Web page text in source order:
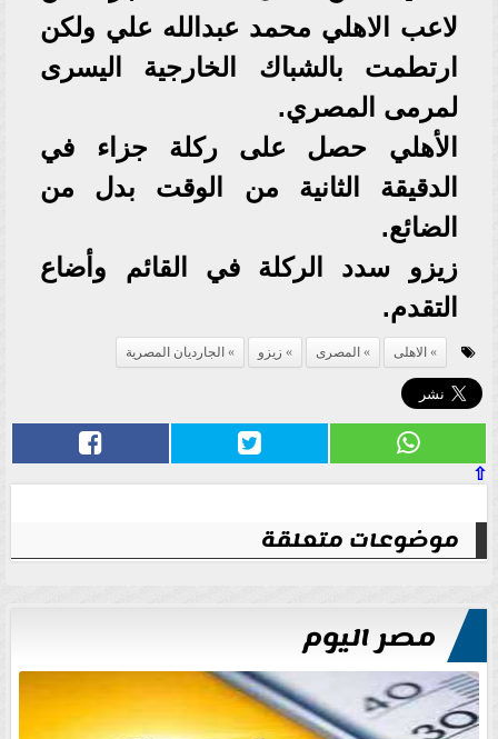
لاعب الاهلي محمد عبدالله علي ولكن
ارتطمت بالشباك الخارجية اليسرى
لمرمى المصري.
الأهلي حصل على ركلة جزاء في
الدقيقة الثانية من الوقت بدل من
الضائع.
زيزو سدد الركلة في القائم وأضاع
التقدم.
الاهلى المصرى زيزو الجارديان المصرية
⇧
موضوعات متعلقة
مصر اليوم